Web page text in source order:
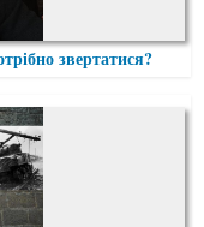
звертатися?